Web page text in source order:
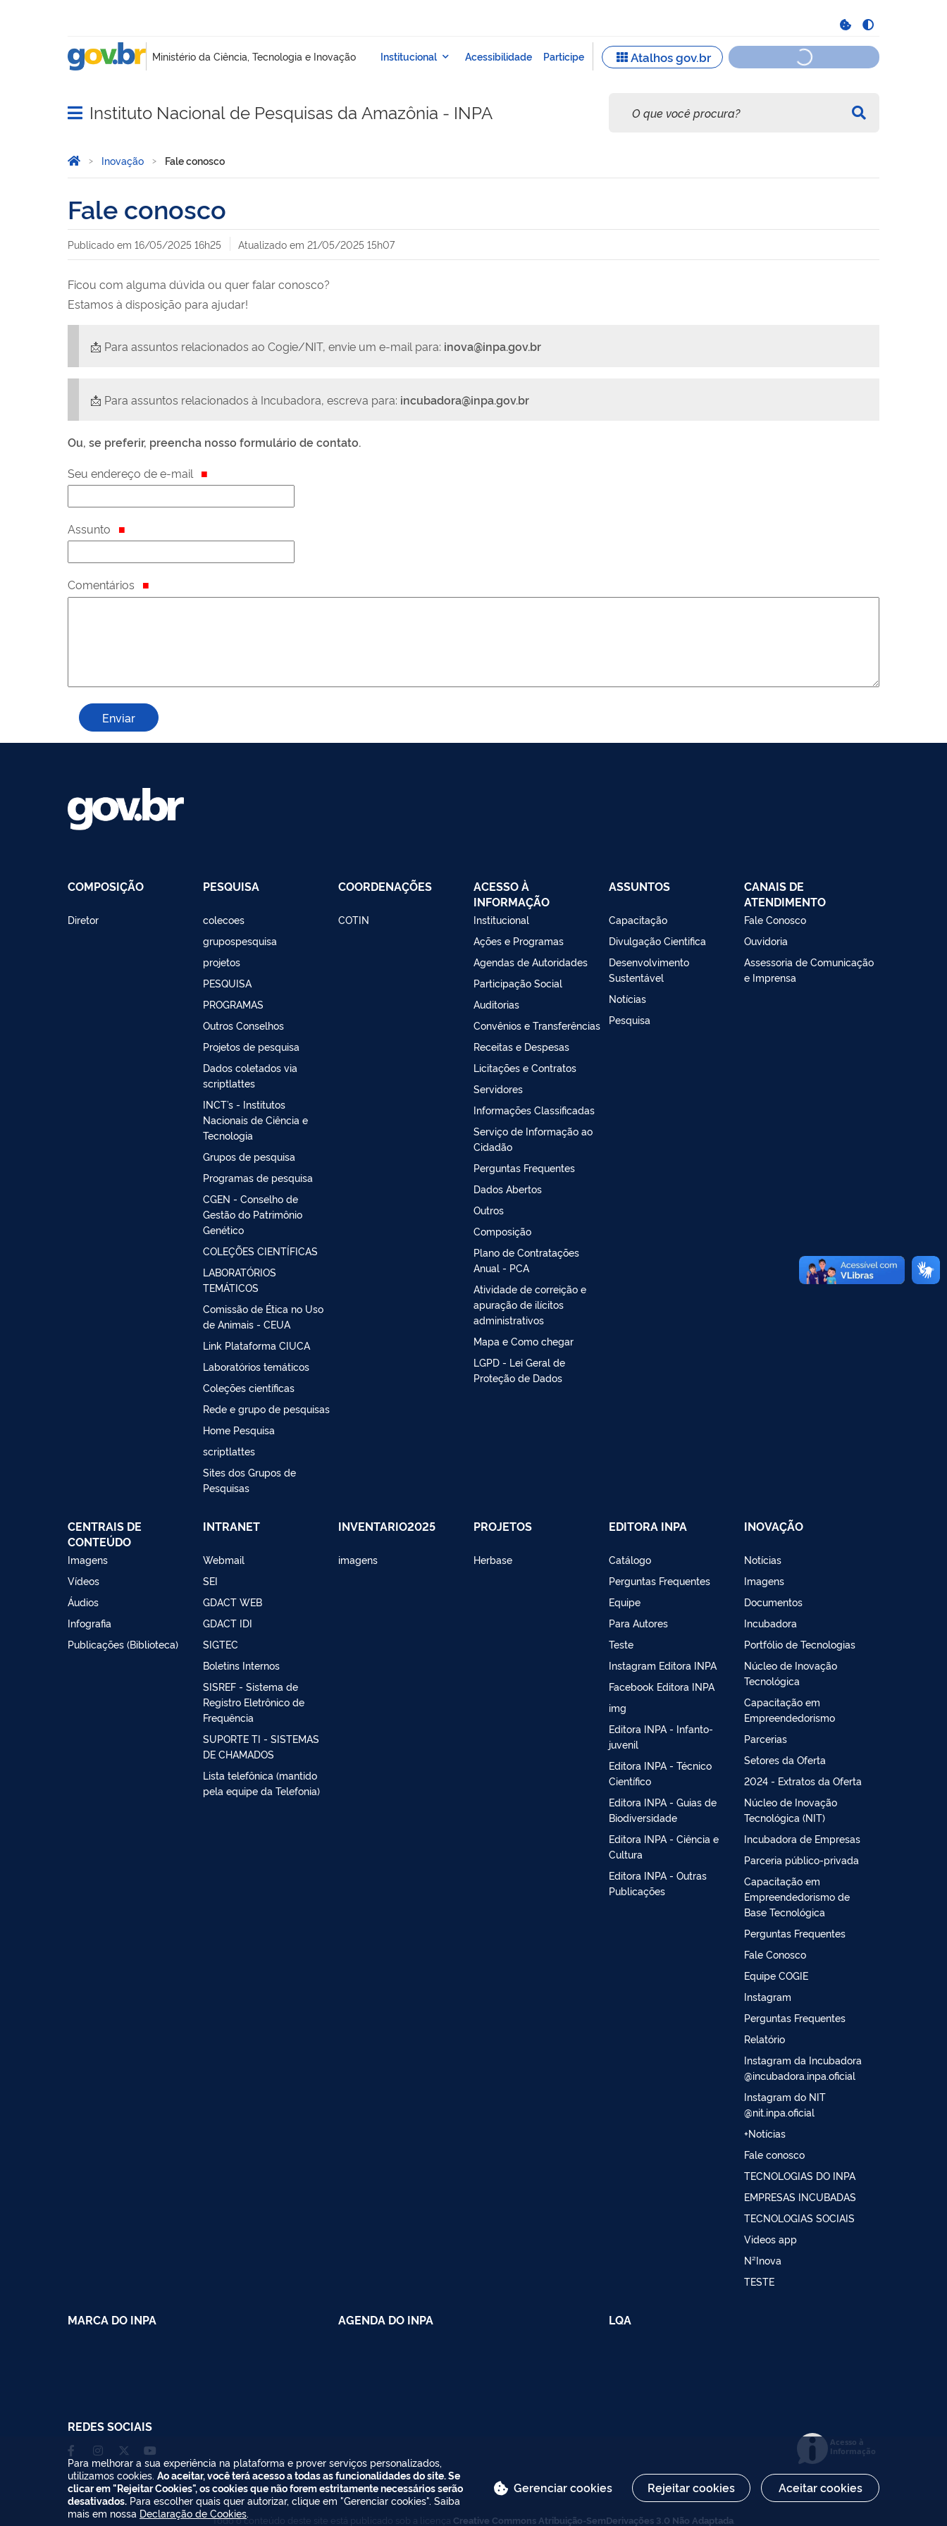
Abrir menu principal de navegação
Instituto Nacional de Pesquisas da Amazônia - INPA
Você está aqui:
Página Inicial
Inovação Fale conosco
Fale conosco
Publicado em 16/05/2025 16h25 Atualizado em 21/05/2025 15h07
Ficou com alguma dúvida ou quer falar conosco?
Estamos à disposição para ajudar!
📩 Para assuntos relacionados ao Cogie/NIT, envie um e-mail para: inova@inpa.gov.br
📩 Para assuntos relacionados à Incubadora, escreva para: incubadora@inpa.gov.br
Ou, se preferir, preencha nosso formulário de contato.
Seu endereço de e-mail
Assunto
Comentários
COMPOSIÇÃO
Diretor
PESQUISA
colecoes
grupospesquisa
projetos
PESQUISA
PROGRAMAS
Outros Conselhos
Projetos de pesquisa
Dados coletados via
scriptlattes
INCT’s - Institutos
Nacionais de Ciência e
Tecnologia
Grupos de pesquisa
Programas de pesquisa
CGEN - Conselho de
Gestão do Patrimônio
Genético
COLEÇÕES CIENTÍFICAS
LABORATÓRIOS
TEMÁTICOS
Comissão de Ética no Uso
de Animais - CEUA
Link Plataforma CIUCA
Laboratórios temáticos
Coleções científicas
Rede e grupo de pesquisas
Home Pesquisa
scriptlattes
Sites dos Grupos de
Pesquisas
COORDENAÇÕES
COTIN
ACESSO À
INFORMAÇÃO
Institucional
Ações e Programas
Agendas de Autoridades
Participação Social
Auditorias
Convênios e Transferências
Receitas e Despesas
Licitações e Contratos
Servidores
Informações Classificadas
Serviço de Informação ao
Cidadão
Perguntas Frequentes
Dados Abertos
Outros
Composição
Plano de Contratações
Anual - PCA
Atividade de correição e
apuração de ilícitos
administrativos
Mapa e Como chegar
LGPD - Lei Geral de
Proteção de Dados
ASSUNTOS
Capacitação
Divulgação Cientifica
Desenvolvimento
Sustentável
Notícias
Pesquisa
CANAIS DE
ATENDIMENTO
Fale Conosco
Ouvidoria
Assessoria de Comunicação
e Imprensa
CENTRAIS DE
CONTEÚDO
Imagens
Vídeos
Áudios
Infografia
Publicações (Biblioteca)
INTRANET
Webmail
SEI
GDACT WEB
GDACT IDI
SIGTEC
Boletins Internos
SISREF - Sistema de
Registro Eletrônico de
Frequência
SUPORTE TI - SISTEMAS
DE CHAMADOS
Lista telefônica (mantido
pela equipe da Telefonia)
INVENTARIO2025
imagens
PROJETOS
Herbase
EDITORA INPA
Catálogo
Perguntas Frequentes
Equipe
Para Autores
Teste
Instagram Editora INPA
Facebook Editora INPA
img
Editora INPA - Infanto-
juvenil
Editora INPA - Técnico
Científico
Editora INPA - Guias de
Biodiversidade
Editora INPA - Ciência e
Cultura
Editora INPA - Outras
Publicações
INOVAÇÃO
Notícias
Imagens
Documentos
Incubadora
Portfólio de Tecnologias
Núcleo de Inovação
Tecnológica
Capacitação em
Empreendedorismo
Parcerias
Setores da Oferta
2024 - Extratos da Oferta
Núcleo de Inovação
Tecnológica (NIT)
Incubadora de Empresas
Parceria público-privada
Capacitação em
Empreendedorismo de
Base Tecnológica
Perguntas Frequentes
Fale Conosco
Equipe COGIE
Instagram
Perguntas Frequentes
Relatório
Instagram da Incubadora
@incubadora.inpa.oficial
Instagram do NIT
@nit.inpa.oficial
+Notícias
Fale conosco
TECNOLOGIAS DO INPA
EMPRESAS INCUBADAS
TECNOLOGIAS SOCIAIS
Videos app
N²Inova
TESTE
MARCA DO INPA AGENDA DO INPA LQA
REDES SOCIAIS
Acesso à
Informação
Todo o conteúdo deste site está publicado sob a licença Creative Commons Atribuição-SemDerivações 3.0 Não Adaptada
Para melhorar a sua experiência na plataforma e prover serviços personalizados,
utilizamos cookies. Ao aceitar, você terá acesso a todas as funcionalidades do site. Se
clicar em "Rejeitar Cookies", os cookies que não forem estritamente necessários serão
desativados. Para escolher quais quer autorizar, clique em "Gerenciar cookies". Saiba
mais em nossa Declaração de Cookies.
Gerenciar cookies Rejeitar cookies Aceitar cookies